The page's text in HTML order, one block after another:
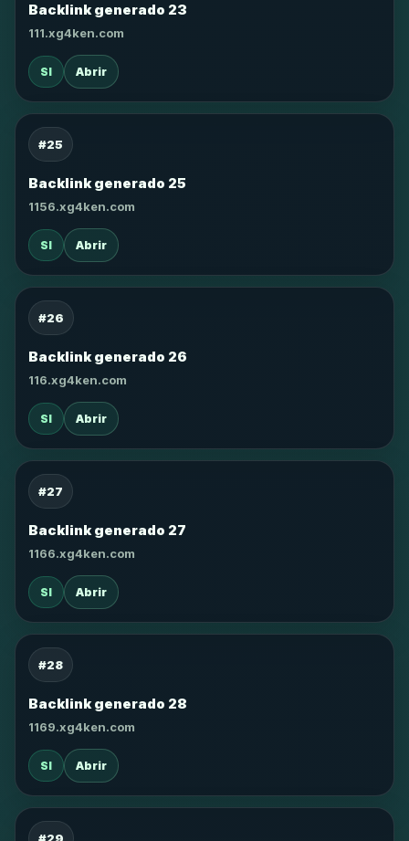
Backlink generado 23
111.xg4ken.com
SI Abrir
#25
Backlink generado 25
1156.xg4ken.com
SI Abrir
#26
Backlink generado 26
116.xg4ken.com
SI Abrir
#27
Backlink generado 27
1166.xg4ken.com
SI Abrir
#28
Backlink generado 28
1169.xg4ken.com
SI Abrir